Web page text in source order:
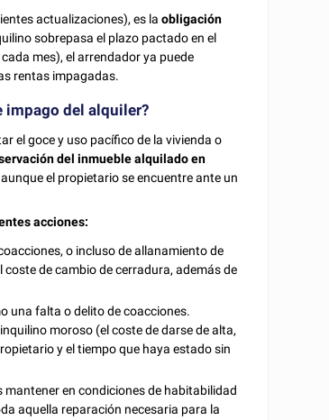
actualizaciones), es laobligación
sobrepasa el plazo pactado en el
mes), el arrendador ya puede
rentas impagadas.
impago del alquiler?
el goce y uso pacífico de la vivienda o
del inmueble alquilado en
el propietario se encuentre ante un
acciones:
o incluso de allanamiento de
de cambio de cerradura, además de
una falta o delito de coacciones.
moroso (el coste de darse de alta,
y el tiempo que haya estado sin
mantener en condiciones de habitabilidad
aquella reparación necesaria para la